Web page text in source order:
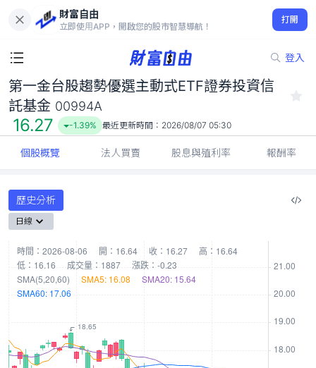
財富自由
立即使用APP，開啟您的股市智慧導航！
打開
登入
第一金台股趨勢優選主動式ETF證券投資信託基金 00994A
16.27
-1.39%
第一金台股趨勢優選主動式ETF證券投資信
託基金 00994A
16.27 -1.39% 最近更新時間： 2026/08/07 05:30
個股概覽 法人買賣 股息與殖利率 報酬率
歷史分析
日線